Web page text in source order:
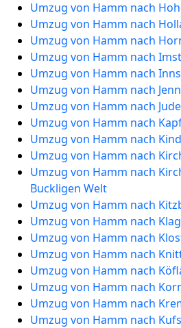
Umzug von Hamm nach
Umzug von Hamm nach
Umzug von Hamm nach
Umzug von Hamm nach Imst
Umzug von Hamm nach
Umzug von Hamm nach
Umzug von Hamm nach
Umzug von Hamm nach
Umzug von Hamm nach
Umzug von Hamm nach
Umzug von Hamm nach
Buckligen Welt
Umzug von Hamm nach
Umzug von Hamm nach
Umzug von Hamm nach
Umzug von Hamm nach
Umzug von Hamm nach
Umzug von Hamm nach
Umzug von Hamm nach
Umzug von Hamm nach